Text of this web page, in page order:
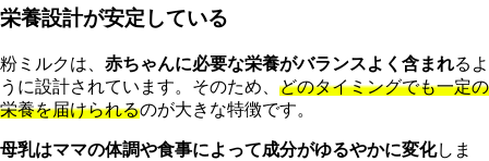
栄養設計が安定している
粉ミルクは、 赤ちゃんに必要な栄養がバランスよく含まれるよ
うに設計されています。そのため、 どのタイミングでも一定の
栄養を届けられるのが大きな特徴です。
母乳はママの体調や食事によって成分がゆるやかに変化しま